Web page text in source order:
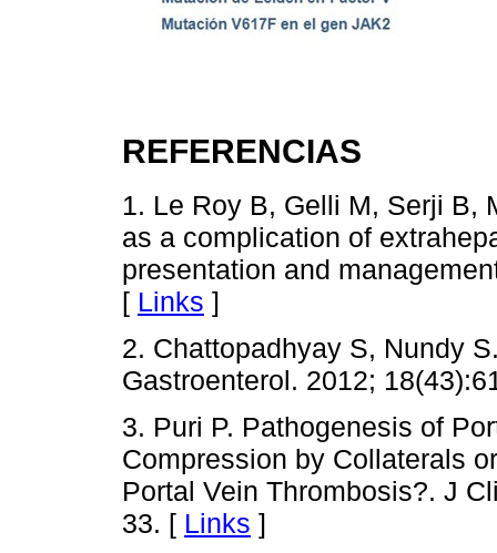
REFERENCIAS
1. Le Roy B, Gelli M, Serji B,
as a complication of
presentation and
[ Links ]
2. Chattopadhyay S, Nundy
Gastroenterol. 2012;
3. Puri P. Pathogenesis of
Compression by Collaterals
Portal Vein Thrombosis?. J
33. [ Links ]